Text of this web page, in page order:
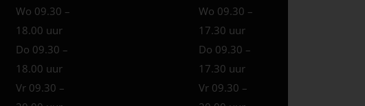
Wo 09.30 –
18.00 uur
Do 09.30 –
18.00 uur
Vr 09.30 –
Wo 09.30 –
17.30 uur
Do 09.30 –
17.30 uur
Vr 09.30 –